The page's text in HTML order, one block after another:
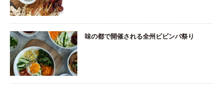
味の都で開催される全州ビビンバ祭り